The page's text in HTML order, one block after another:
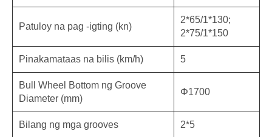
Patuloy na pag -igting (kn)
2*65/1*130;
2*75/1*150
Pinakamataas na bilis (km/h) 5
Bull Wheel Bottom ng Groove
Diameter (mm)
Φ1700
Bilang ng mga grooves 2*5